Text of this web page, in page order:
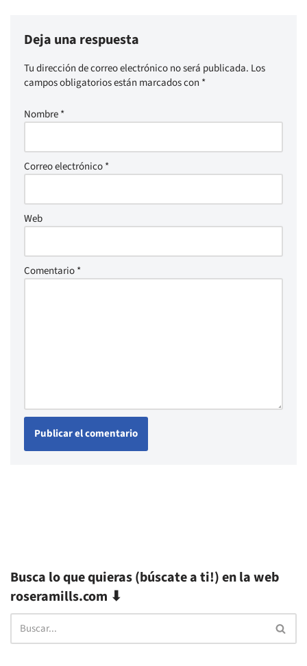
Deja una respuesta
Tu dirección de correo electrónico no será publicada. Los
campos obligatorios están marcados con *
Nombre*
Correo electrónico*
Web
Comentario*
Busca lo que quieras (búscate a ti!) en la web
roseramills.com ⬇